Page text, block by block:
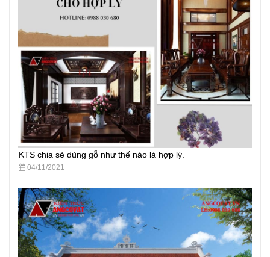
KTS chia sẻ dùng gỗ như thế nào là hợp lý.
04/11/2021